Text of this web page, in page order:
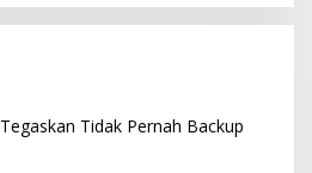
Tidak Pernah Backup